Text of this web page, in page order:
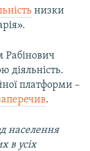
низки
Рабінович
діяльність.
платформи –
.
населення
в усіх